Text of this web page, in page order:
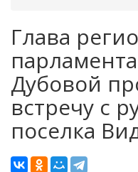
Глава
Дубовой
встречу с
поселка